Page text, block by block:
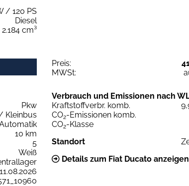
/ 120 PS
Diesel
2.184 cm³
Preis:
MWSt:
Pkw
Kleinbus
10 km
5
Weiß
Verbrauch und Emissionen nach
Kraftstoffverbr. komb.
CO2-Emissionen komb.
CO2-Klasse
Standort
Details zum Fiat Ducato anzeigen